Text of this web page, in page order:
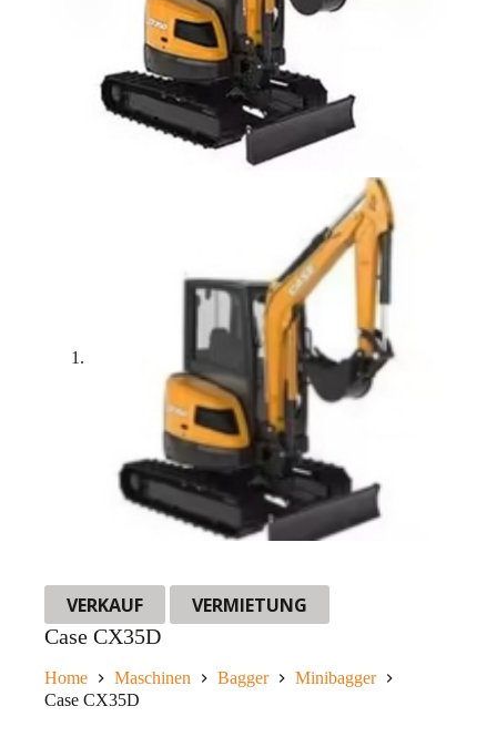
VERKAUF
VERMIETUNG
Case CX35D
Home Maschinen Bagger
Minibagger
Case CX35D